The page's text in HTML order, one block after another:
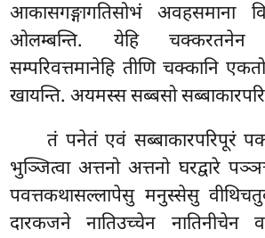
आकासगङ्गागतिसोभं अवहसमाना
ओलम्बन्ति. येहि
सम्परिवत्तमानेहि तीणि चक्कानि
खायन्ति. अयमस्स सब्बसो
तं पनेतं एवं सब्बाकारपरिपूरं
भुञ्जित्वा अत्तनो अत्तनो घरद्वारे
पवत्तकथासल्लापेसु मनुस्सेसु
दारकजने नातिउच्चेन नातिनीचेन